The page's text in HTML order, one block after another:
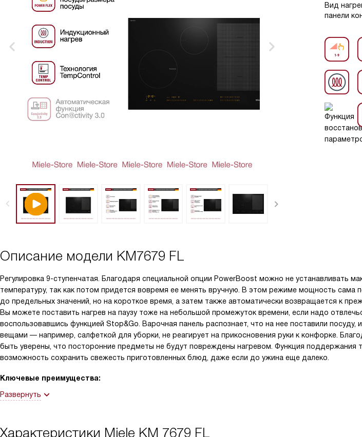
Вид
панели
Описание модели KM7679 FL
Регулировка 9-ступенчатая. Благодаря специальной опции PowerBoost можно не устанавливать
температуру, так как потом придется вовремя ее менять вручную. В этом режиме мощность сама
до предельных значений, но на короткое время, а затем также автоматически возвращается к
Вы можете поставить нагрев на паузу тоже на небольшой промежуток времени, если надо
воспользовавшись функцией Stop&Go. Варочная панель распознает, что на нее поставили посуду,
вещами — например, салфеткой для уборки, не реагирует на прикосновения руки к конфорке.
быть уверены, что посторонние предметы не будут повреждены нагревом. Функция поддержания
возможность сохранить свежесть приготовленных блюд, даже если до ужина еще далеко.
Ключевые преимущества:
Развернуть
Характеристики Miele KM 7679 FL